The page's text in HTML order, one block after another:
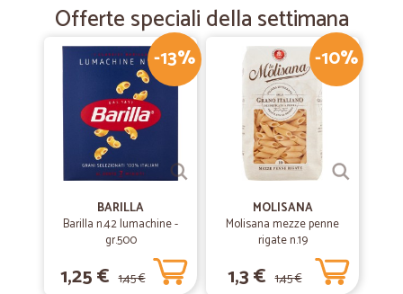
Offerte speciali della settimana
-13%
BARILLA
Barilla n.42 lumachine -
gr.500
1,25 € 1,45 €
-10%
MOLISANA
Molisana mezze penne
rigate n.19
1,3 € 1,45 €